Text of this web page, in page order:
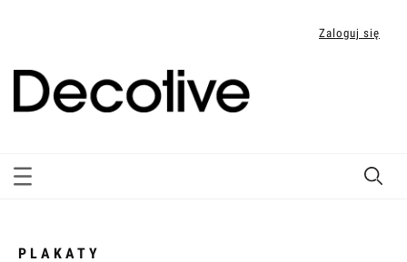
Zaloguj się
PLAKATY